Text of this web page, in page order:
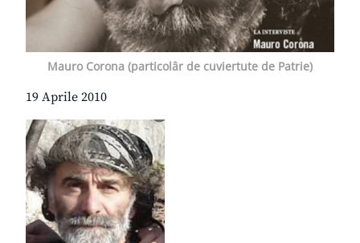
Mauro Corona (particolâr de cuviertute de Patrie)
19 Aprile 2010